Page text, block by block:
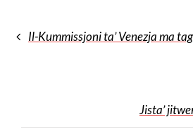
Il-Kummissjoni ta’ Venezja ma
Jista’